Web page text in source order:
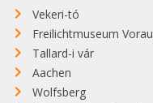
Vekeri-tó
Freilichtmuseum Vorau
Tallard-i vár
Aachen
Wolfsberg